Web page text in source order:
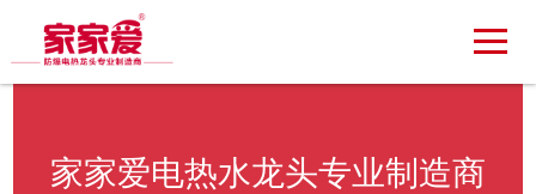
家家爱电热水龙头专业制造商